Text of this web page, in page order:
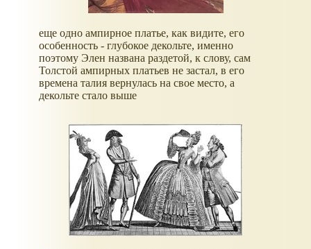
еще одно ампирное платье, как видите, его
особенность - глубокое декольте, именно
поэтому Элен названа раздетой, к слову, сам
Толстой ампирных платьев не застал, в его
времена талия вернулась на свое место, а
декольте стало выше